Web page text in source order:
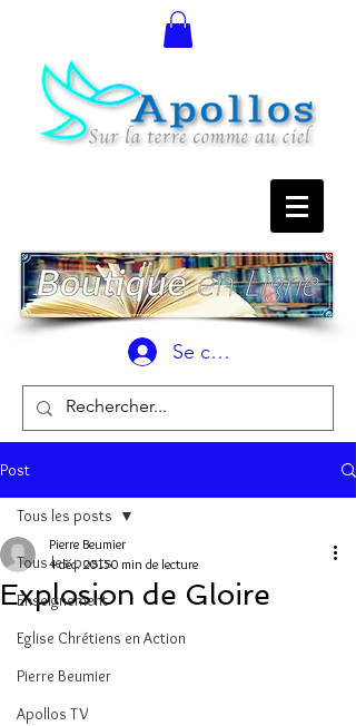
Se connecter
Post
Tous les posts
Enseignement
Eglise Chrétiens en Action
Pierre Beumier
Apollos TV
Tous les posts
Explosion de Gloire
Pierre Beumier
4 déc. 20150 min de lecture